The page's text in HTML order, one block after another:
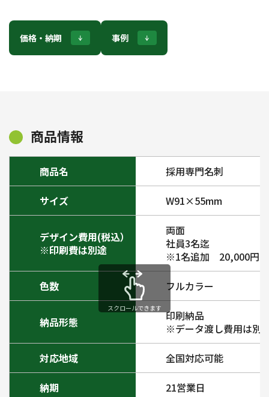
価格・納期 事例
商品情報
商品名 採用専門名刺
サイズ W91×55mm
デザイン費用(税込）
※印刷費は別途
両面
社員3名迄
※1名追加 20,000円
色数 フルカラー
納品形態
印刷納品
※データ渡し費用は別
対応地域 全国対応可能
納期 21営業日
スクロールできます